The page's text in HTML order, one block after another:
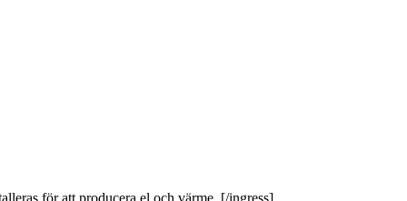
för att producera el och värme. [/ingress]